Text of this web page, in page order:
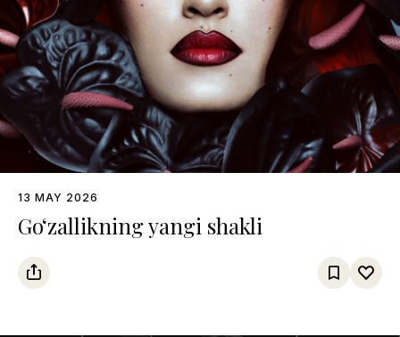
13 MAY 2026
Go‘zallikning yangi shakli